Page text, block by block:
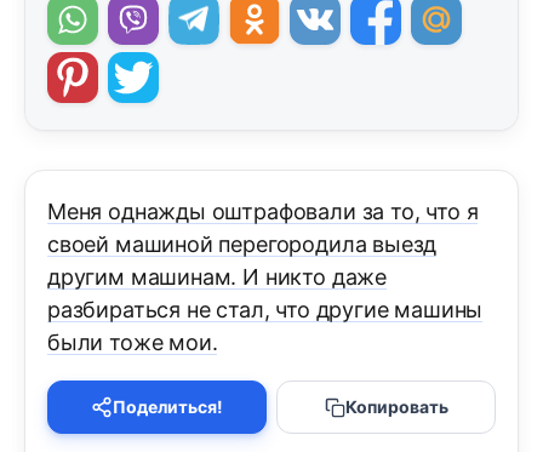
Меня однажды оштрафовали за то, что я
своей машиной перегородила выезд
другим машинам. И никто даже
разбираться не стал, что другие машины
были тоже мои.
Поделиться! Копировать